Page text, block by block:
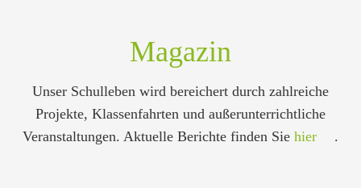
Magazin
Unser Schulleben wird bereichert durch zahlreiche
Projekte, Klassenfahrten und außerunterrichtliche
Veranstaltungen. Aktuelle Berichte finden Sie hier .